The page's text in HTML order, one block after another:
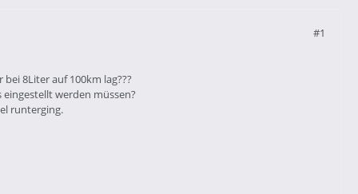
#1
8Liter auf 100km lag???
werden müssen?
runterging.